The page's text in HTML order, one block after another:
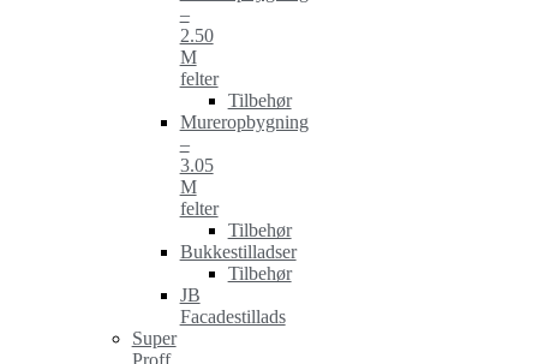
–
2.50
M
felter
Tilbehør
Mureropbygning
–
3.05
M
felter
Tilbehør
Bukkestilladser
Tilbehør
JB
Facadestillads
Super
Proff